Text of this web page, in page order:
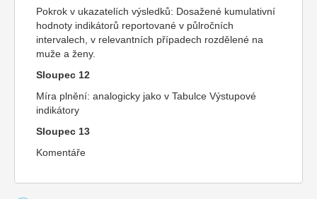
Pokrok v ukazatelích výsledků: Dosažené kumulativní
hodnoty indikátorů reportované v půlročních
intervalech, v relevantních případech rozdělené na
muže a ženy.
Sloupec 12
Míra plnění: analogicky jako v Tabulce Výstupové
indikátory
Sloupec 13
Komentáře